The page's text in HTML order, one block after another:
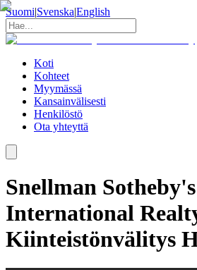
Suomi|Svenska|English
Koti
Kohteet
Myymässä
Kansainvälisesti
Henkilöstö
Ota yhteyttä
Snellman Sotheby's
International
Kiinteistönvälitys